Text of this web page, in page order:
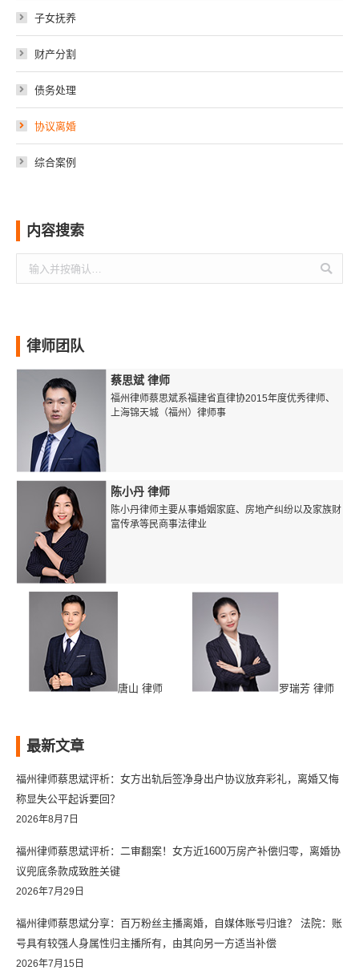
子女抚养
财产分割
债务处理
协议离婚
综合案例
内容搜索
索：
律师团队
蔡思斌 律师
福州律师蔡思斌系福建省直律协2015年度优秀律师、
上海锦天城（福州）律师事
陈小丹 律师
陈小丹律师主要从事婚姻家庭、房地产纠纷以及家族财
富传承等民商事法律业
唐山 律师 罗瑞芳 律师
最新文章
福州律师蔡思斌评析：女方出轨后签净身出户协议放弃彩礼，离婚又悔
称显失公平起诉要回？
2026年8月7日
福州律师蔡思斌评析：二审翻案！女方近1600万房产补偿归零，离婚协
议兜底条款成致胜关键
2026年7月29日
福州律师蔡思斌分享：百万粉丝主播离婚，自媒体账号归谁？ 法院：账
号具有较强人身属性归主播所有，由其向另一方适当补偿
2026年7月15日